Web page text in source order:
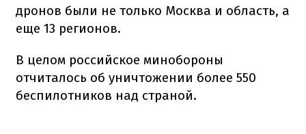
дронов были не только Москва и область, а
еще 13 регионов.
В целом российское минобороны
отчиталось об уничтожении более 550
беспилотников над страной.